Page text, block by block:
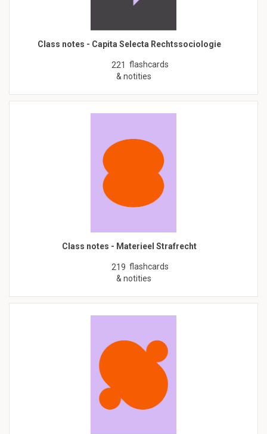
Class notes - Capita Selecta Rechtssociologie
221 flashcards
& notities
Class notes - Materieel Strafrecht
219 flashcards
& notities